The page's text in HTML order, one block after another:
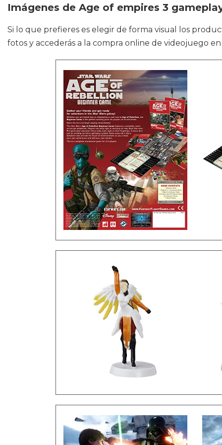
Imágenes de Age of empires 3
Si lo que prefieres es elegir de forma visual los
fotos y accederás a la compra online de videojuego